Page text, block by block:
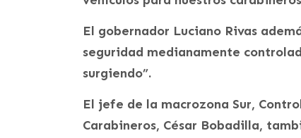
El gobernador Luciano Rivas
seguridad medianamente
surgiendo”.
El jefe de la macrozona Sur,
Carabineros, César Bobadilla,